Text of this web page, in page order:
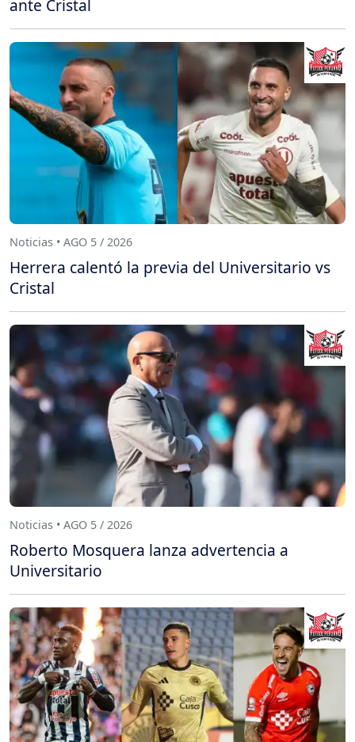
ante Cristal
Noticias • AGO 5 / 2026
Herrera calentó la previa del Universitario vs
Cristal
Noticias • AGO 5 / 2026
Roberto Mosquera lanza advertencia a
Universitario